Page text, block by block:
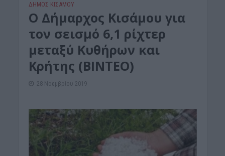
ΔΉΜΟΣ ΚΙΣΆΜΟΥ
Ο Δήμαρχος Κισάμου για
τον σεισμό 6,1 ρίχτερ
μεταξύ Κυθήρων και
Κρήτης (ΒΙΝΤΕΟ)
28 Νοεμβρίου 2019